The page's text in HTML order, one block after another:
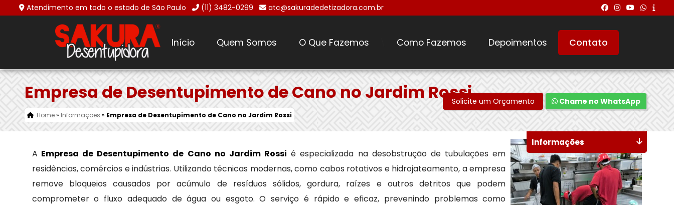
Atendimento em todo o estado de São Paulo (11) 3482-0299 atc@sakuradedetizadora.com.br
Início Quem Somos O Que Fazemos Como Fazemos Depoimentos Contato
Empresa de Desentupimento de Cano no Jardim Rossi
Home» Informações » Empresa de Desentupimento de Cano no Jardim Rossi
Solicite um Orçamento Chame no WhatsApp
A Empresa de Desentupimento de Cano no Jardim Rossi é especializada na desobstrução de tubulações em
residências, comércios e indústrias. Utilizando técnicas modernas, como cabos rotativos e hidrojateamento, a empresa
remove bloqueios causados por acúmulo de resíduos sólidos, gordura, raízes e outros detritos que podem
comprometer o fluxo adequado de água ou esgoto. O serviço é rápido e eficaz, prevenindo problemas como
Informações